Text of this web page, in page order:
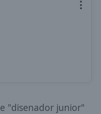
"disenador junior"